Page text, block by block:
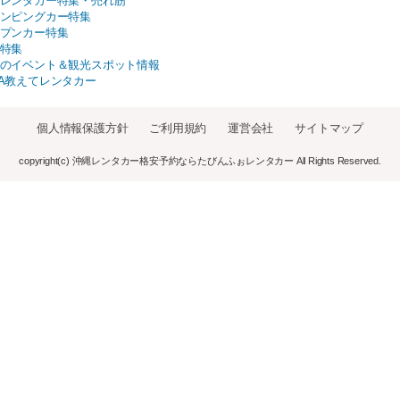
ピングカー特集
ンカー特集
集
イベント＆観光スポット情報
教えてレンタカー
個人情報保護方針 ご利用規約 運営会社 サイトマップ
copyright(c) 沖縄レンタカー格安予約ならたびんふぉレンタカー All Rights Reserved.